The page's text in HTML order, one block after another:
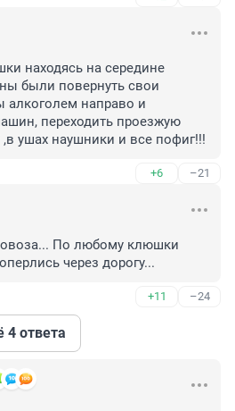
находясь на середине
были повернуть свои
алкоголем направо и
переходить проезжую
ушах наушники и все пофиг!!!
+6 –21
По любому клюшки
через дорогу...
+11 –24
4 ответа